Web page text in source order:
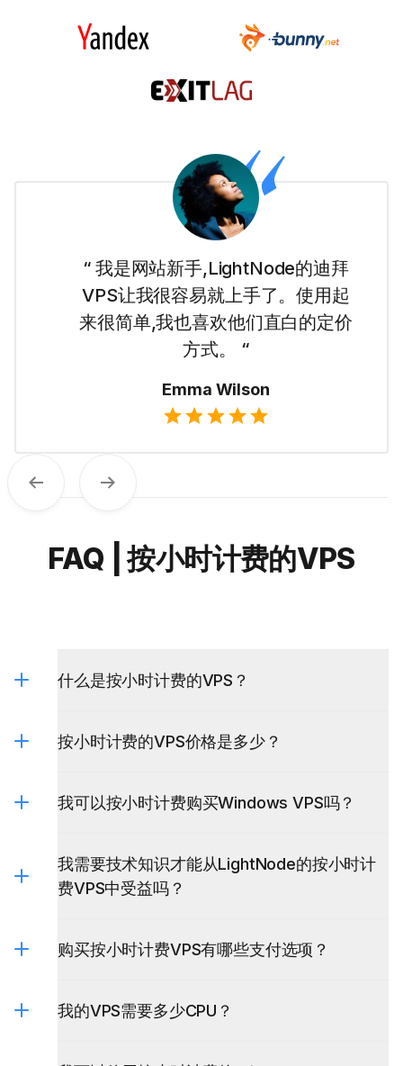
“ 我是网站新手,LightNode的迪拜
VPS让我很容易就上手了。使用起
来很简单,我也喜欢他们直白的定价
方式。 “
Emma Wilson
Previous Next
FAQ | 按小时计费的VPS
什么是按小时计费的VPS？
按小时计费的VPS价格是多少？
我可以按小时计费购买Windows VPS吗？
我需要技术知识才能从LightNode的按小时计
费VPS中受益吗？
购买按小时计费VPS有哪些支付选项？
我的VPS需要多少CPU？